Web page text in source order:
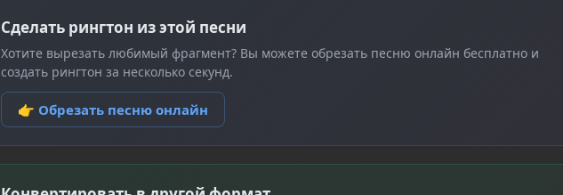
Сделать рингтон из этой песни
Хотите вырезать любимый фрагмент? Вы можете обрезать песню онлайн бесплатно и
создать рингтон за несколько секунд.
👉 Обрезать песню онлайн